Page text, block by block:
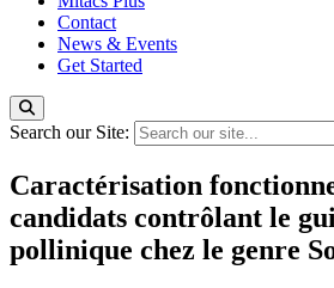
Contact
News & Events
Get Started
Search our Site:
Caractérisation
candidats contrôlant le
pollinique chez le genre